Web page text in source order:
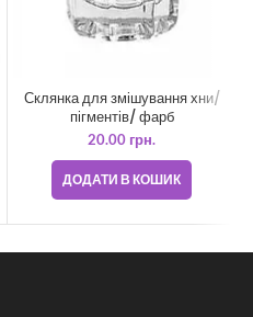
Склянка для змішування хни/
пігментів/ фарб
20.00 грн.
ДОДАТИ В КОШИК